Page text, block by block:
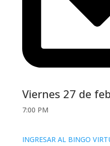
Viernes 27 de
7:00 PM
INGRESAR AL BINGO